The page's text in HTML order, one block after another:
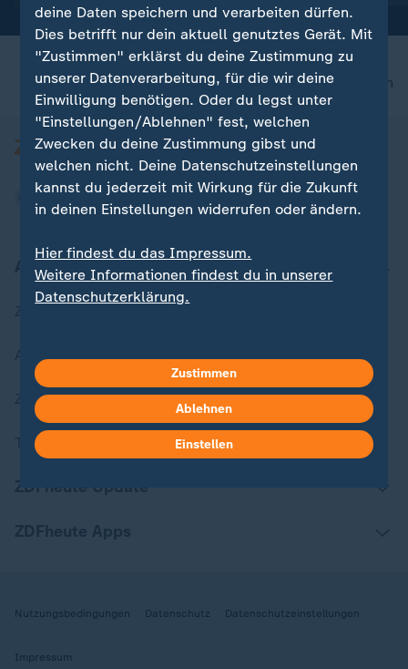
nach oben
Aktuell bei ZDFheute
Aktuelle Sendungs-Videos
ZDFheute Stories
Themen im Überblick
ZDFheute Update
Nutzungsbedingungen Datenschutz Datenschutzeinstellungen
Impressum
deine Daten speichern und verarbeiten dürfen.
Dies betrifft nur dein aktuell genutztes Gerät. Mit
"Zustimmen" erklärst du deine Zustimmung zu
unserer Datenverarbeitung, für die wir deine
Einwilligung benötigen. Oder du legst unter
"Einstellungen/Ablehnen" fest, welchen
Zwecken du deine Zustimmung gibst und
welchen nicht. Deine Datenschutzeinstellungen
kannst du jederzeit mit Wirkung für die Zukunft
in deinen Einstellungen widerrufen oder ändern.
Hier findest du das Impressum.
Weitere Informationen findest du in unserer
Datenschutzerklärung.
Zustimmen
Ablehnen
Einstellen